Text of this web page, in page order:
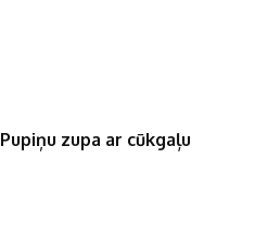
Pupiņu zupa ar cūkgaļu